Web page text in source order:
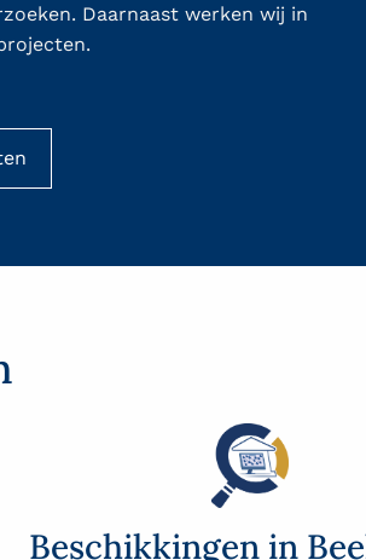
Daarnaast werken wij in
Beschikkingen in